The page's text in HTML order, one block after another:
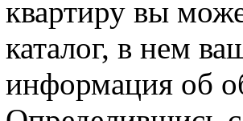
квартиру вы
каталог, в нем
информация об